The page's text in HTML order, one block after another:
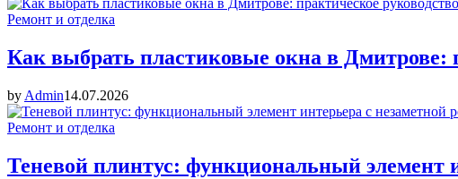
Ремонт и отделка
Как выбрать пластиковые окна в Дмитрове:
by Admin14.07.2026
Ремонт и отделка
Теневой плинтус: функциональный элемент